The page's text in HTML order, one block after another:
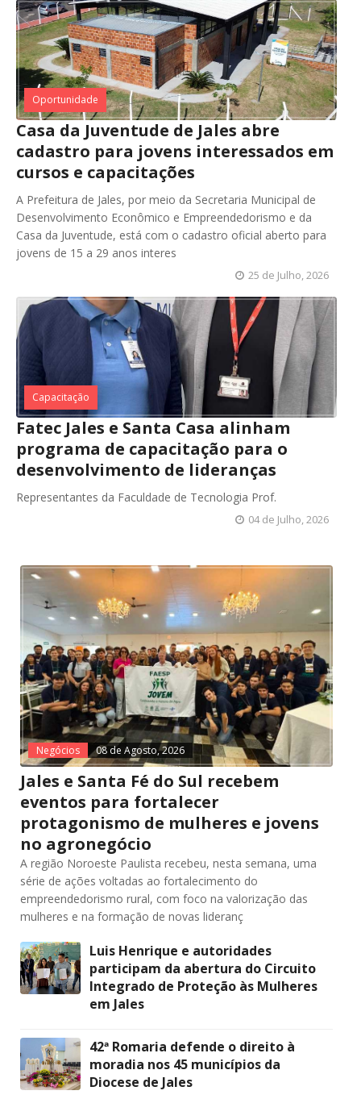
Oportunidade
Casa da Juventude de Jales abre
cadastro para jovens interessados em
cursos e capacitações
A Prefeitura de Jales, por meio da Secretaria Municipal de
Desenvolvimento Econômico e Empreendedorismo e da
Casa da Juventude, está com o cadastro oficial aberto para
jovens de 15 a 29 anos interes
25 de Julho, 2026
Capacitação
Fatec Jales e Santa Casa alinham
programa de capacitação para o
desenvolvimento de lideranças
Representantes da Faculdade de Tecnologia Prof.
04 de Julho, 2026
Negócios 08 de Agosto, 2026
Jales e Santa Fé do Sul recebem
eventos para fortalecer
protagonismo de mulheres e jovens
no agronegócio
A região Noroeste Paulista recebeu, nesta semana, uma
série de ações voltadas ao fortalecimento do
empreendedorismo rural, com foco na valorização das
mulheres e na formação de novas lideranç
Luis Henrique e autoridades
participam da abertura do Circuito
Integrado de Proteção às Mulheres
em Jales
42ª Romaria defende o direito à
moradia nos 45 municípios da
Diocese de Jales